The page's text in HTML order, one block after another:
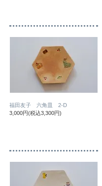
福田友子 六角皿 2-D
3,000円(税込3,300円)